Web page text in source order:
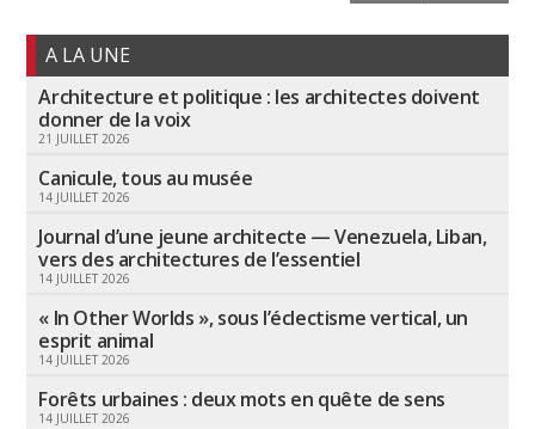
A LA UNE
Architecture et politique : les architectes doivent
donner de la voix
21 JUILLET 2026
Canicule, tous au musée
14 JUILLET 2026
Journal d’une jeune architecte — Venezuela, Liban,
vers des architectures de l’essentiel
14 JUILLET 2026
« In Other Worlds », sous l’éclectisme vertical, un
esprit animal
14 JUILLET 2026
Forêts urbaines : deux mots en quête de sens
14 JUILLET 2026